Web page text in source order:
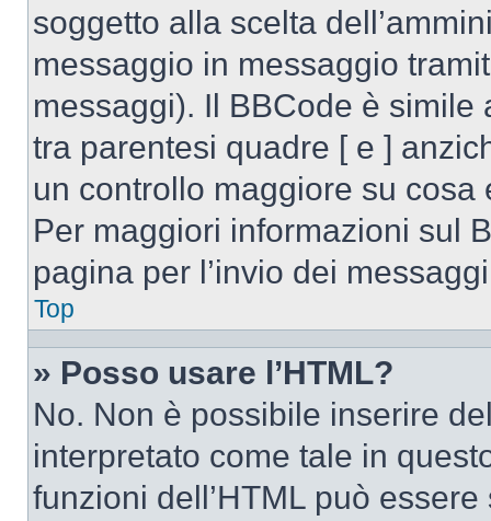
soggetto alla scelta
messaggio in messaggio
messaggi). Il BBCode è simile
tra parentesi quadre [ e ]
un controllo maggiore su
Per maggiori informazioni sul
pagina per l’invio dei
Top
» Posso usare l’HTML?
No. Non è possibile inserire
interpretato come tale in
funzioni dell’HTML può